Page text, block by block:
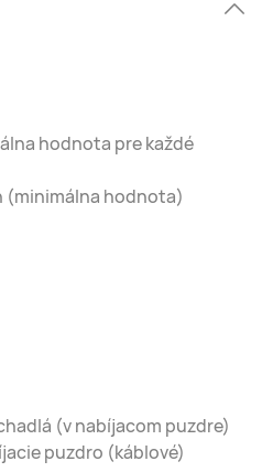
hodnota pre každé
(minimálna hodnota)
(v nabíjacom puzdre)
puzdro (káblové)